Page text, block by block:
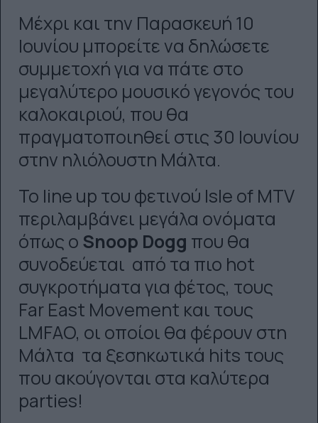
Μέχρι και την Παρασκευή 10
Ιουνίου μπορείτε να δηλώσετε
συμμετοχή για να πάτε στο
μεγαλύτερο μουσικό γεγονός του
καλοκαιριού, που θα
πραγματοποιηθεί στις 30 Ιουνίου
στην ηλιόλουστη Μάλτα.
Το line up του φετινού Isle of MTV
περιλαμβάνει μεγάλα ονόματα
όπως ο Snoop Dogg που θα
συνοδεύεται από τα πιο hot
συγκροτήματα για φέτος, τους
Far East Movement και τους
LMFAO, οι οποίοι θα φέρουν στη
Μάλτα τα ξεσηκωτικά hits τους
που ακούγονται στα καλύτερα
parties!